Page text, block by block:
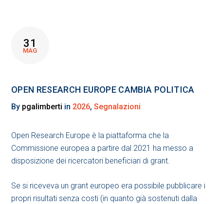
31
MAG
OPEN RESEARCH EUROPE CAMBIA POLITICA
By pgalimberti in 2026, Segnalazioni
Open Research Europe è la piattaforma che la
Commissione europea a partire dal 2021 ha messo a
disposizione dei ricercatori beneficiari di grant.
Se si riceveva un grant europeo era possibile pubblicare i
propri risultati senza costi (in quanto già sostenuti dalla